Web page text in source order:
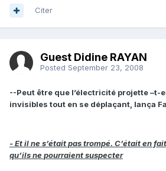
Citer
Guest Didine RAYAN
Posted September 23, 2008
--Peut être que l’électricité projette –t-
invisibles tout en se déplaçant, lança
- Et il ne s’était pas trompé. C’était en
qu’ils ne pourraient suspecter